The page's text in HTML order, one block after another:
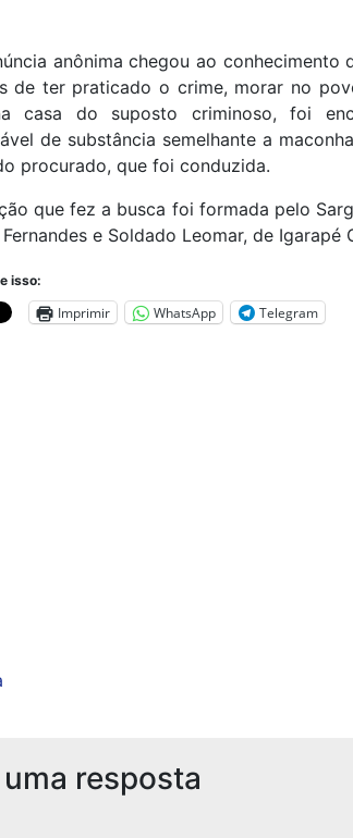
anônima chegou ao conhecimento
de ter praticado o crime, morar no
casa do suposto criminoso, foi
de substância semelhante a
procurado, que foi conduzida.
que fez a busca foi formada pelo
e Soldado Leomar, de Igarapé
isso:
Imprimir WhatsApp Telegram
uma resposta